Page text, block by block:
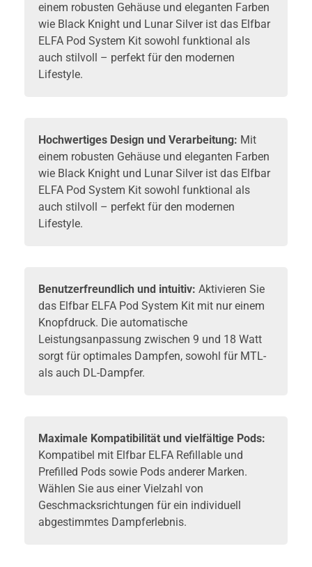
einem robusten Gehäuse und eleganten Farben
wie Black Knight und Lunar Silver ist das Elfbar
ELFA Pod System Kit sowohl funktional als
auch stilvoll – perfekt für den modernen
Lifestyle.
Hochwertiges Design und Verarbeitung: Mit
einem robusten Gehäuse und eleganten Farben
wie Black Knight und Lunar Silver ist das Elfbar
ELFA Pod System Kit sowohl funktional als
auch stilvoll – perfekt für den modernen
Lifestyle.
Benutzerfreundlich und intuitiv: Aktivieren Sie
das Elfbar ELFA Pod System Kit mit nur einem
Knopfdruck. Die automatische
Leistungsanpassung zwischen 9 und 18 Watt
sorgt für optimales Dampfen, sowohl für MTL-
als auch DL-Dampfer.
Maximale Kompatibilität und vielfältige Pods:
Kompatibel mit Elfbar ELFA Refillable und
Prefilled Pods sowie Pods anderer Marken.
Wählen Sie aus einer Vielzahl von
Geschmacksrichtungen für ein individuell
abgestimmtes Dampferlebnis.